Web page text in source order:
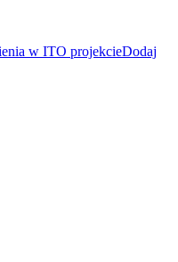
w ITO projekcieDodaj